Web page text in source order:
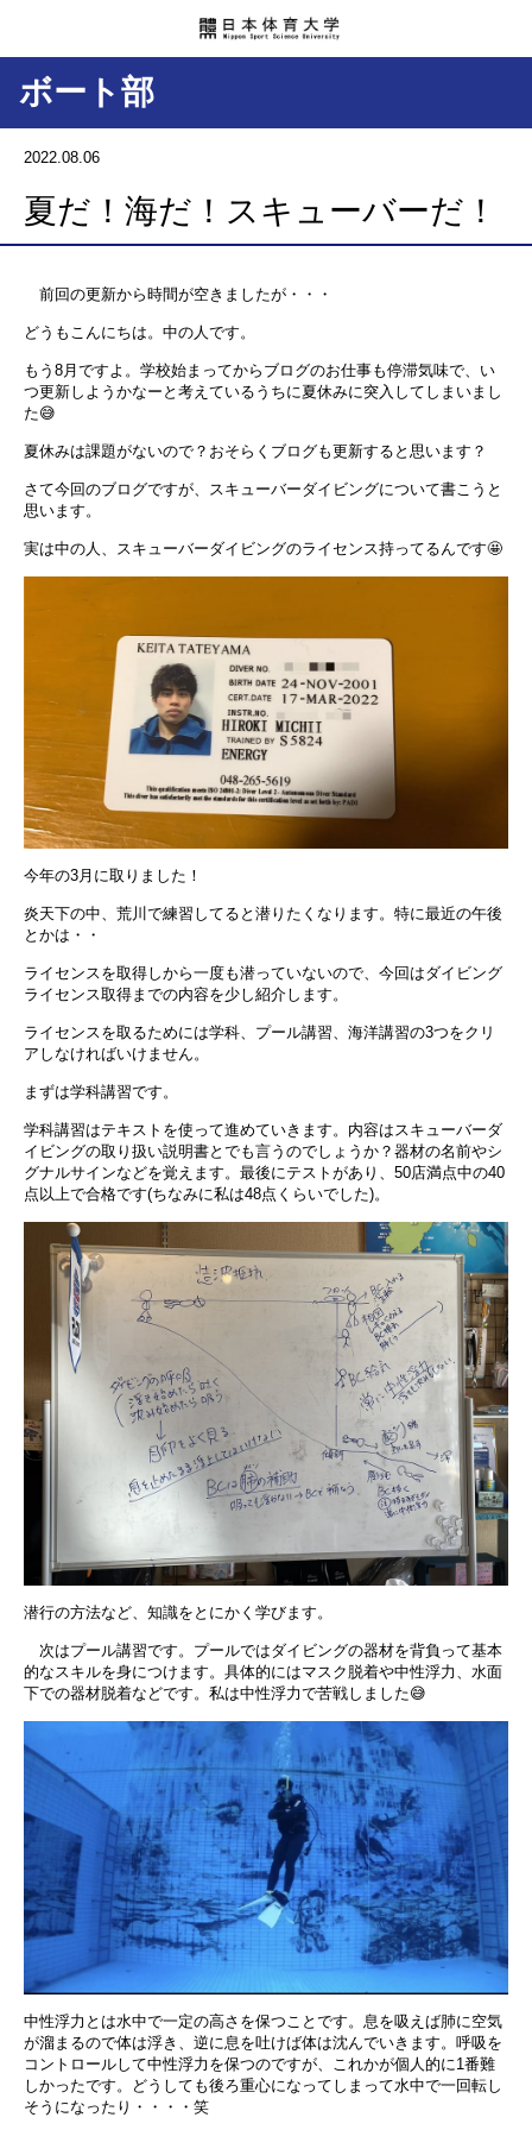
ボート部
2022.08.06
夏だ！海だ！スキューバーだ！
前回の更新から時間が空きましたが・・・
どうもこんにちは。中の人です。
もう 8月ですよ。学校始まってからブログのお仕事も停滞気味で、い
つ更新しようかなーと考えているうちに夏休みに突入してしまいまし
た😅
夏休みは課題がないので？おそらくブログも更新すると思います？
さて今回のブログですが、スキューバーダイビングについて書こうと
思います。
実は中の人、スキューバーダイビングのライセンス持ってるんです🤩
今年の3月に取りました！
炎天下の中、荒川で練習してると潜りたくなります。特に最近の午後
とかは・・
ライセンスを取得しから一度も潜っていないので、今回はダイビング
ライセンス取得までの内容を少し紹介します。
ライセンスを取るためには学科、プール講習、海洋講習の3つをクリ
アしなければいけません。
まずは学科講習です。
学科講習はテキストを使って進めていきます。内容はスキューバーダ
イビングの取り扱い説明書とでも言うのでしょうか？器材の名前やシ
グナルサインなどを覚えます。最後にテストがあり、 50店満点中の40
点以上で合格です(ちなみに私は48点くらいでした)。
潜行の方法など、知識をとにかく学びます。
次はプール講習です。プールではダイビングの器材を背負って基本
的なスキルを身につけます。具体的にはマスク脱着や中性浮力、水面
下での器材脱着などです。私は中性浮力で苦戦しました😅
中性浮力とは水中で一定の高さを保つことです。息を吸えば肺に空気
が溜まるので体は浮き、逆に息を吐けば体は沈んでいきます。呼吸を
コントロールして中性浮力を保つのですが、これかが個人的に1 番難
しかったです。どうしても後ろ重心になってしまって水中で一回転し
そうになったり・・・・笑